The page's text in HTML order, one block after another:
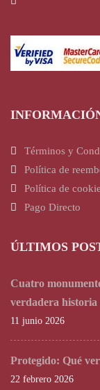
Términos y
Política de
Política de
Pago Directo
ÚLTIMOS
Cuatro
verdadera historia
11 junio 2026
Protegido: Qué
22 febrero 2026